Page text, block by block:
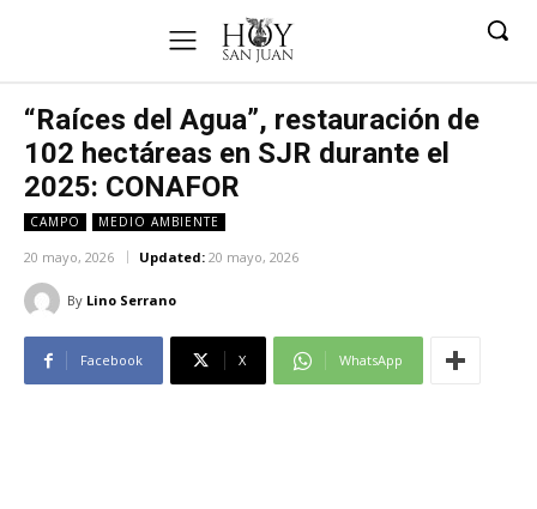
“Raíces del Agua”, restauración de
102 hectáreas en SJR durante el
2025: CONAFOR
CAMPO MEDIO AMBIENTE
20 mayo, 2026 Updated: 20 mayo, 2026
By Lino Serrano
Facebook X WhatsApp